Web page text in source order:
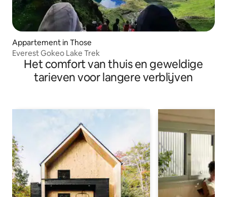
Appartement in Those
Everest Gokeo Lake Trek
Het comfort van thuis en geweldige
tarieven voor langere verblijven